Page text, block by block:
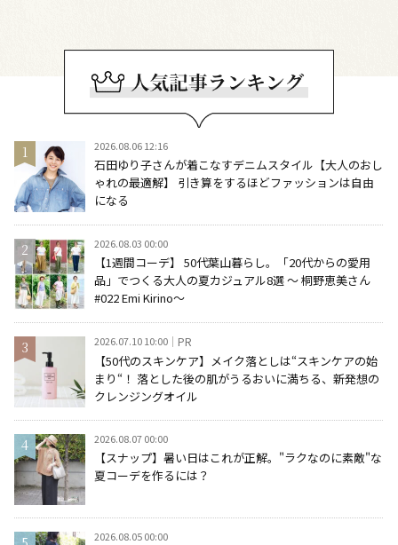
2026.08.06 12:16
石田ゆり子さんが着こなすデニムスタイル【大人のおし
ゃれの最適解】 引き算をするほどファッションは自由
になる
2026.08.03 00:00
【1週間コーデ】 50代葉山暮らし。「20代からの愛用
品」でつくる大人の夏カジュアル8選 ～ 桐野恵美さん
#022 Emi Kirino～
2026.07.10 10:00 PR
【50代のスキンケア】メイク落としは“スキンケアの始
まり“！ 落とした後の肌がうるおいに満ちる、新発想の
クレンジングオイル
2026.08.07 00:00
【スナップ】暑い日はこれが正解。"ラクなのに素敵"な
夏コーデを作るには？
2026.08.05 00:00